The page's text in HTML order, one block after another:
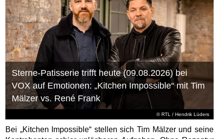
©RTL / Hendrik Lüders
Sterne-Patisserie trifft heute (09.08.2026) bei
VOX auf Emotionen: „Kitchen Impossible“ mit Tim
Mälzer vs. René Frank
Bei „Kitchen Impossible“ stellen sich Tim Mälzer und seine